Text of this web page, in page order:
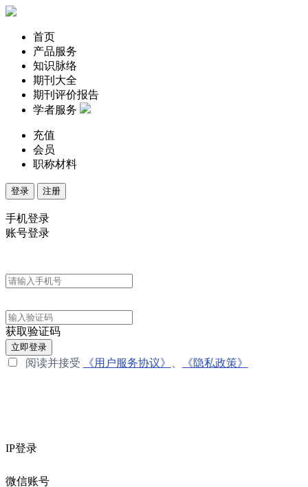
首页
产品服务
知识脉络
期刊大全
期刊评价报告
学者服务
充值
会员
职称材料
登录 注册
手机登录
账号登录
获取验证码
立即登录
阅读并接受 《用户服务协议》 《隐私政策》
IP登录
微信账号